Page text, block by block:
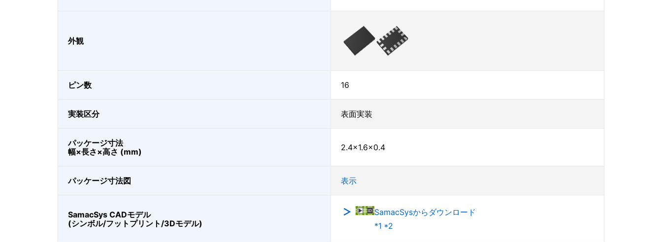
外観
ピン数 16
実装区分 表面実装
パッケージ寸法
幅×長さ×高さ (mm)
2.4×1.6×0.4
パッケージ寸法図 表示
SamacSys CADモデル
(シンボル/フットプリント/3Dモデル)
SamacSysからダウンロード
*1 *2